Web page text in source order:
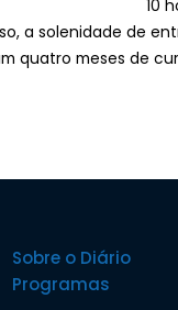
às 10 horas
a solenidade de
quatro meses de
Sobre o Diário
Programas